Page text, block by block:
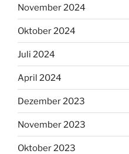
November 2024
Oktober 2024
Juli 2024
April 2024
Dezember 2023
November 2023
Oktober 2023